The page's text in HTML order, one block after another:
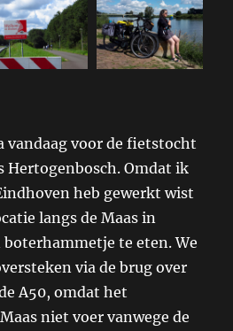
vandaag voor de fietstocht
Hertogenbosch. Omdat ik
heb gewerkt wist
langs de Maas in
boterhammetje te eten. We
via de brug over
A50, omdat het
niet voer vanwege de